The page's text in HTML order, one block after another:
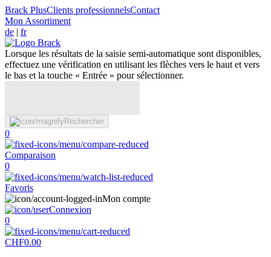
Brack PlusClients professionnelsContact
Mon Assortiment
de | fr
Lorsque les résultats de la saisie semi-automatique sont disponibles,
effectuez une vérification en utilisant les flèches vers le haut et vers
le bas et la touche « Entrée » pour sélectionner.
Rechercher
0
Comparaison
0
Favoris
Mon compte
Connexion
0
CHF0.00